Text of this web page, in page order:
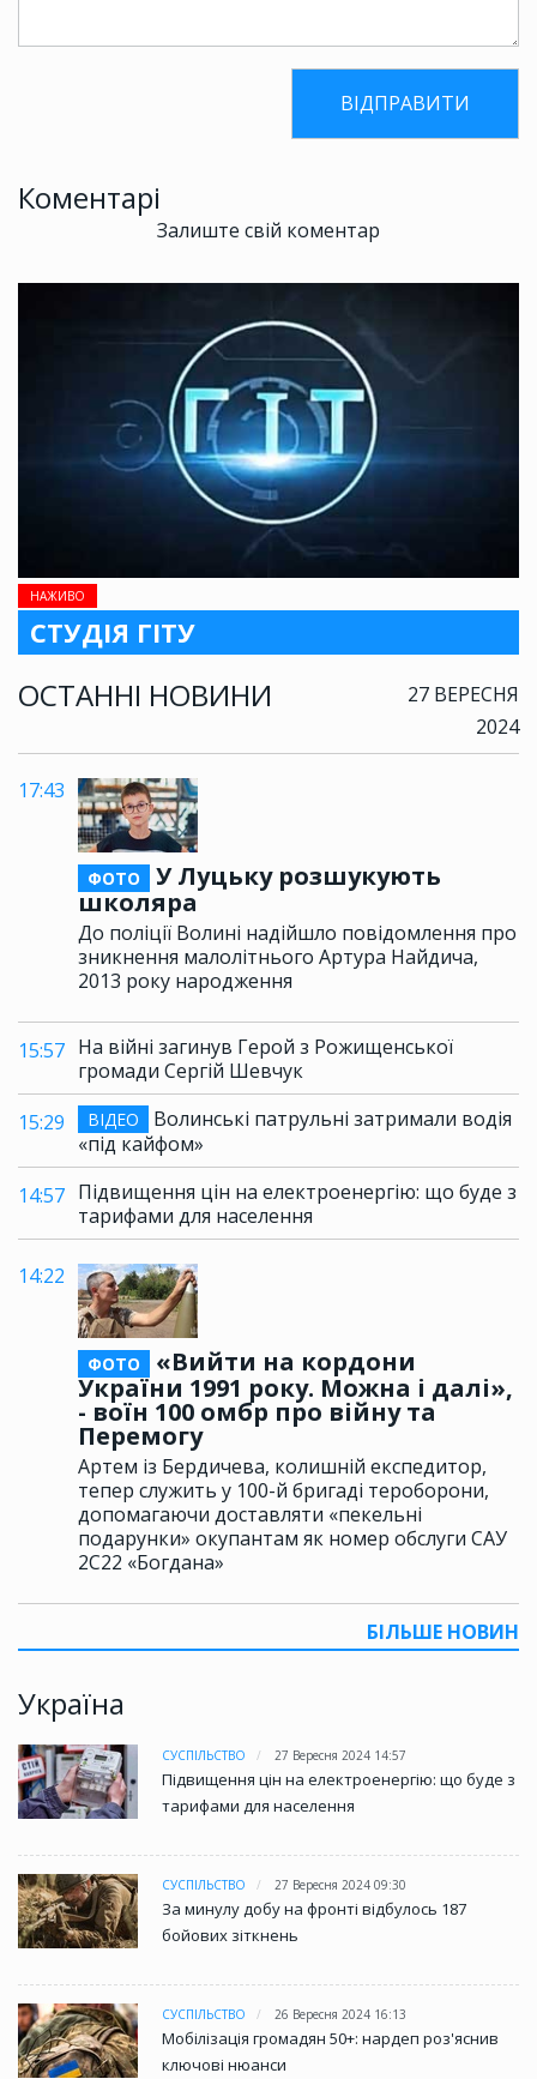
НАЖИВО
СТУДІЯ ГІТУ
ОСТАННІ НОВИНИ
27 ВЕРЕСНЯ
2024
17:43
ФОТО
У Луцьку розшукують
школяра
До поліції Волині надійшло повідомлення про
зникнення малолітнього Артура Найдича,
2013 року народження
15:57 На війні загинув Герой з Рожищенської
громади Сергій Шевчук
15:29
ВІДЕО
Волинські патрульні затримали водія
«під кайфом»
14:57 Підвищення цін на електроенергію: що буде з
тарифами для населення
14:22
ФОТО
«Вийти на кордони
України 1991 року. Можна і далі»,
- воїн 100 омбр про війну та
Перемогу
Артем із Бердичева, колишній експедитор,
тепер служить у 100-й бригаді тероборони,
допомагаючи доставляти «пекельні
подарунки» окупантам як номер обслуги САУ
2С22 «Богдана»
БІЛЬШЕ НОВИН
Україна
СУСПІЛЬСТВО 27 Вересня 2024 14:57
Підвищення цін на електроенергію: що буде з
тарифами для населення
СУСПІЛЬСТВО 27 Вересня 2024 09:30
За минулу добу на фронті відбулось 187
бойових зіткнень
СУСПІЛЬСТВО 26 Вересня 2024 16:13
Мобілізація громадян 50+: нардеп роз'яснив
ключові нюанси
Коментарі
Залиште свій коментар